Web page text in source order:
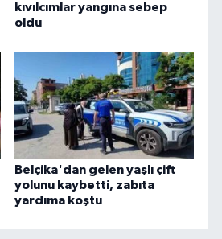
kıvılcımlar yangına sebep
oldu
Belçika'dan gelen yaşlı çift
yolunu kaybetti, zabıta
yardıma koştu